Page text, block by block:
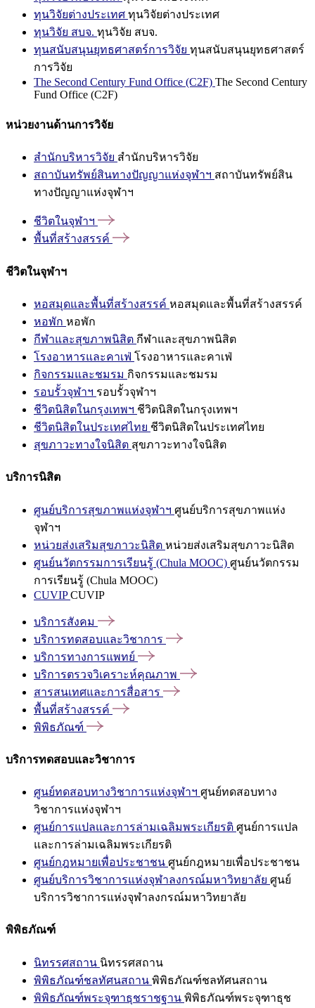
ทุนวิจัยต่างประเทศ ทุนวิจัยต่างประเทศ
ทุนวิจัย สบจ. ทุนวิจัย สบจ.
ทุนสนับสนุนยุทธศาสตร์การวิจัย ทุนสนับสนุนยุทธศาสตร์
การวิจัย
The Second Century Fund Office (C2F) The Second Century
Fund Office (C2F)
หน่วยงานด้านการวิจัย
สำนักบริหารวิจัย สำนักบริหารวิจัย
สถาบันทรัพย์สินทางปัญญาแห่งจุฬาฯ สถาบันทรัพย์สิน
ทางปัญญาแห่งจุฬาฯ
ชีวิตในจุฬาฯ
พื้นที่สร้างสรรค์
ชีวิตในจุฬาฯ
หอสมุดและพื้นที่สร้างสรรค์ หอสมุดและพื้นที่สร้างสรรค์
หอพัก หอพัก
กีฬาและสุขภาพนิสิต กีฬาและสุขภาพนิสิต
โรงอาหารและคาเฟ่ โรงอาหารและคาเฟ่
กิจกรรมและชมรม กิจกรรมและชมรม
รอบรั้วจุฬาฯ รอบรั้วจุฬาฯ
ชีวิตนิสิตในกรุงเทพฯ ชีวิตนิสิตในกรุงเทพฯ
ชีวิตนิสิตในประเทศไทย ชีวิตนิสิตในประเทศไทย
สุขภาวะทางใจนิสิต สุขภาวะทางใจนิสิต
บริการนิสิต
ศูนย์บริการสุขภาพแห่งจุฬาฯ ศูนย์บริการสุขภาพแห่ง
จุฬาฯ
หน่วยส่งเสริมสุขภาวะนิสิต หน่วยส่งเสริมสุขภาวะนิสิต
ศูนย์นวัตกรรมการเรียนรู้ (Chula MOOC) ศูนย์นวัตกรรม
การเรียนรู้ (Chula MOOC)
CUVIPCUVIP
บริการสังคม
บริการทดสอบและวิชาการ
บริการทางการแพทย์
บริการตรวจวิเคราะห์คุณภาพ
สารสนเทศและการสื่อสาร
พื้นที่สร้างสรรค์
พิพิธภัณฑ์
บริการทดสอบและวิชาการ
ศูนย์ทดสอบทางวิชาการแห่งจุฬาฯ ศูนย์ทดสอบทาง
วิชาการแห่งจุฬาฯ
ศูนย์การแปลและการล่ามเฉลิมพระเกียรติ ศูนย์การแปล
และการล่ามเฉลิมพระเกียรติ
ศูนย์กฎหมายเพื่อประชาชน ศูนย์กฎหมายเพื่อประชาชน
ศูนย์บริการวิชาการแห่งจุฬาลงกรณ์มหาวิทยาลัย ศูนย์
บริการวิชาการแห่งจุฬาลงกรณ์มหาวิทยาลัย
พิพิธภัณฑ์
นิทรรศสถาน นิทรรศสถาน
พิพิธภัณฑ์ชลทัศนสถาน พิพิธภัณฑ์ชลทัศนสถาน
พิพิธภัณฑ์พระจุฑาธุชราชฐาน พิพิธภัณฑ์พระจุฑาธุช